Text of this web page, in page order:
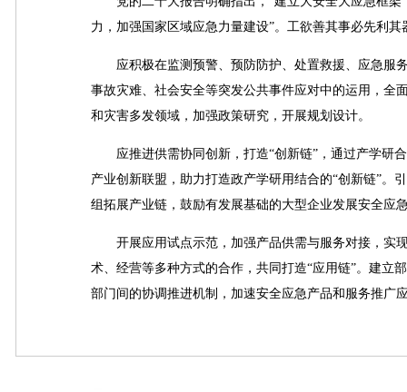
力，加强国家区域应急力量建设”。工欲善其事必先利
应积极在监测预警、预防防护、处置救援、应急服
事故灾难、社会安全等突发公共事件应对中的运用，全
和灾害多发领域，加强政策研究，开展规划设计。
应推进供需协同创新，打造“创新链”，通过产学研合
产业创新联盟，助力打造政产学研用结合的“创新链”。
组拓展产业链，鼓励有发展基础的大型企业发展安全应
开展应用试点示范，加强产品供需与服务对接，实现
术、经营等多种方式的合作，共同打造“应用链”。建立
部门间的协调推进机制，加速安全应急产品和服务推广